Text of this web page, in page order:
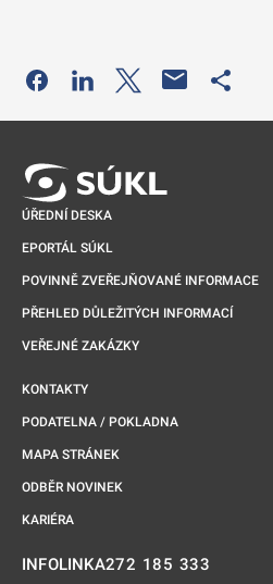
Odkaz se otevře na nové
Odkaz se otevře na
Odkaz se
ÚŘEDNÍ DESKA
EPORTÁL SÚKL
POVINNĚ ZVEŘEJŇOVANÉ INFORMACE
PŘEHLED DŮLEŽITÝCH INFORMACÍ
VEŘEJNÉ ZAKÁZKY
KONTAKTY
PODATELNA / POKLADNA
MAPA STRÁNEK
ODBĚR NOVINEK
KARIÉRA
INFOLINKA272 185 333